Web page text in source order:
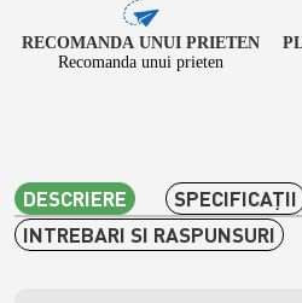
RECOMANDA UNUI PRIETEN
Recomanda unui prieten
DESCRIERE SPECIFICAŢII
INTREBARI SI RASPUNSURI